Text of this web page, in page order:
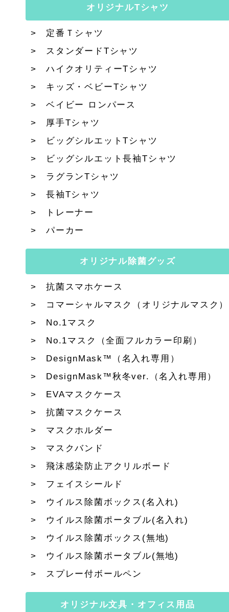
オリジナルTシャツ
定番Ｔシャツ
スタンダードTシャツ
ハイクオリティーTシャツ
キッズ・ベビーTシャツ
ベイビー ロンパース
厚手Tシャツ
ビッグシルエットTシャツ
ビッグシルエット長袖Tシャツ
ラグランTシャツ
長袖Tシャツ
トレーナー
パーカー
オリジナル除菌グッズ
抗菌スマホケース
コマーシャルマスク（オリジナルマスク）
No.1マスク
No.1マスク（全面フルカラー印刷）
DesignMask™（名入れ専用）
DesignMask™秋冬ver.（名入れ専用）
EVAマスクケース
抗菌マスクケース
マスクホルダー
マスクバンド
飛沫感染防止アクリルボード
フェイスシールド
ウイルス除菌ボックス(名入れ)
ウイルス除菌ポータブル(名入れ)
ウイルス除菌ボックス(無地)
ウイルス除菌ポータブル(無地)
スプレー付ボールペン
オリジナル文具・オフィス用品